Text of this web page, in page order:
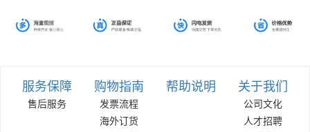
服务保障
售后服务
购物指南
发票流程
海外订货
帮助说明 关于我们
公司文化
人才招聘